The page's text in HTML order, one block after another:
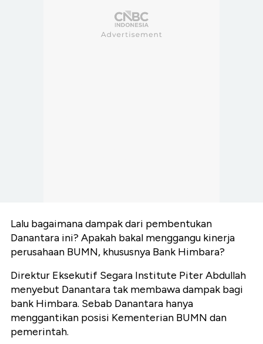
Lalu bagaimana dampak dari pembentukan
Danantara ini? Apakah bakal menggangu kinerja
perusahaan BUMN, khususnya Bank Himbara?
Direktur Eksekutif Segara Institute Piter Abdullah
menyebut Danantara tak membawa dampak bagi
bank Himbara. Sebab Danantara hanya
menggantikan posisi Kementerian BUMN dan
pemerintah.